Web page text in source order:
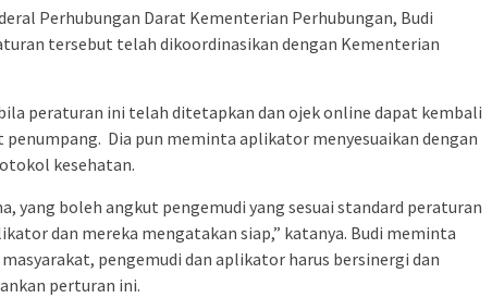
Perhubungan Darat Kementerian Perhubungan, Budi
tersebut telah dikoordinasikan dengan Kementerian
peraturan ini telah ditetapkan dan ojek online dapat kembali
Dia pun meminta aplikator menyesuaikan dengan
kesehatan.
yang boleh angkut pengemudi yang sesuai standard peraturan
dan mereka mengatakan siap,” katanya. Budi meminta
pengemudi dan aplikator harus bersinergi dan
perturan ini.